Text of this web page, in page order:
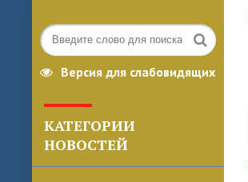
Версия для слабовидящих
КАТЕГОРИИ
НОВОСТЕЙ